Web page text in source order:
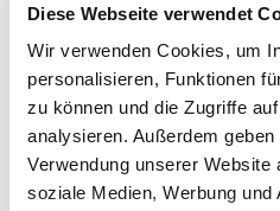
Diese Webseite verwendet
Wir verwenden Cookies, um
personalisieren, Funktionen
zu können und die Zugriffe
analysieren. Außerdem
Verwendung unserer Website
soziale Medien, Werbung